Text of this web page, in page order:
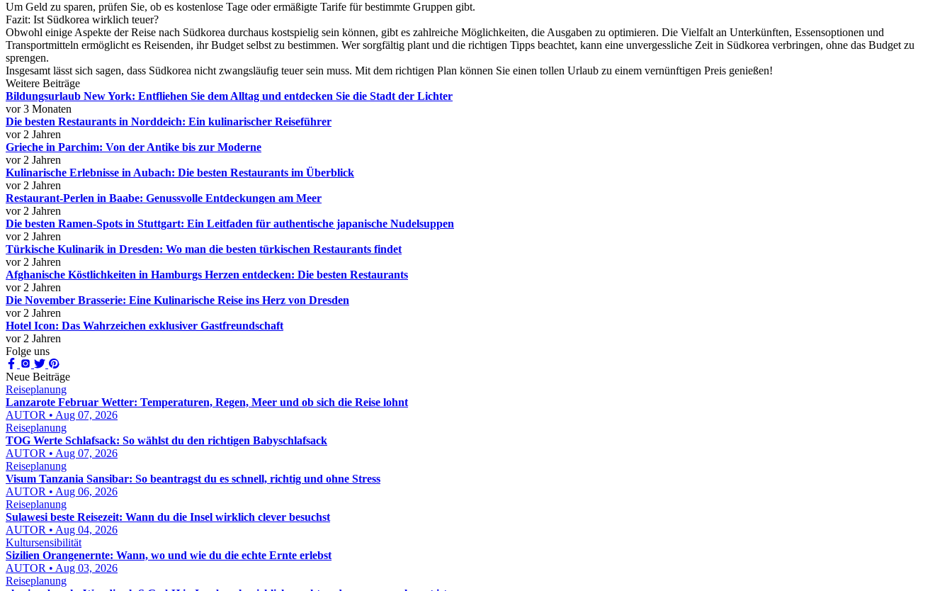
Um Geld zu sparen, prüfen Sie, ob es kostenlose Tage oder ermäßigte Tarife für bestimmte Gruppen gibt.
Fazit: Ist Südkorea wirklich teuer?
Obwohl einige Aspekte der Reise nach Südkorea durchaus kostspielig sein können, gibt es zahlreiche Möglichkeiten, die Ausgaben zu optimieren. Die Vielfalt an Unterkünften, Essensoptionen und
Transportmitteln ermöglicht es Reisenden, ihr Budget selbst zu bestimmen. Wer sorgfältig plant und die richtigen Tipps beachtet, kann eine unvergessliche Zeit in Südkorea verbringen, ohne das Budget zu
sprengen.
Insgesamt lässt sich sagen, dass Südkorea nicht zwangsläufig teuer sein muss. Mit dem richtigen Plan können Sie einen tollen Urlaub zu einem vernünftigen Preis genießen!
Weitere Beiträge
Bildungsurlaub New York: Entfliehen Sie dem Alltag und entdecken Sie die Stadt der Lichter
vor 3 Monaten
Die besten Restaurants in Norddeich: Ein kulinarischer Reiseführer
vor 2 Jahren
Grieche in Parchim: Von der Antike bis zur Moderne
vor 2 Jahren
Kulinarische Erlebnisse in Aubach: Die besten Restaurants im Überblick
vor 2 Jahren
Restaurant-Perlen in Baabe: Genussvolle Entdeckungen am Meer
vor 2 Jahren
Die besten Ramen-Spots in Stuttgart: Ein Leitfaden für authentische japanische Nudelsuppen
vor 2 Jahren
Türkische Kulinarik in Dresden: Wo man die besten türkischen Restaurants findet
vor 2 Jahren
Afghanische Köstlichkeiten in Hamburgs Herzen entdecken: Die besten Restaurants
vor 2 Jahren
Die November Brasserie: Eine Kulinarische Reise ins Herz von Dresden
vor 2 Jahren
Hotel Icon: Das Wahrzeichen exklusiver Gastfreundschaft
vor 2 Jahren
Folge uns
Neue Beiträge
Reiseplanung
Lanzarote Februar Wetter: Temperaturen, Regen, Meer und ob sich die Reise lohnt
AUTOR • Aug 07, 2026
Reiseplanung
TOG Werte Schlafsack: So wählst du den richtigen Babyschlafsack
AUTOR • Aug 07, 2026
Reiseplanung
Visum Tanzania Sansibar: So beantragst du es schnell, richtig und ohne Stress
AUTOR • Aug 06, 2026
Reiseplanung
Sulawesi beste Reisezeit: Wann du die Insel wirklich clever besuchst
AUTOR • Aug 04, 2026
Kultursensibilität
Sizilien Orangenernte: Wann, wo und wie du die echte Ernte erlebst
AUTOR • Aug 03, 2026
Reiseplanung